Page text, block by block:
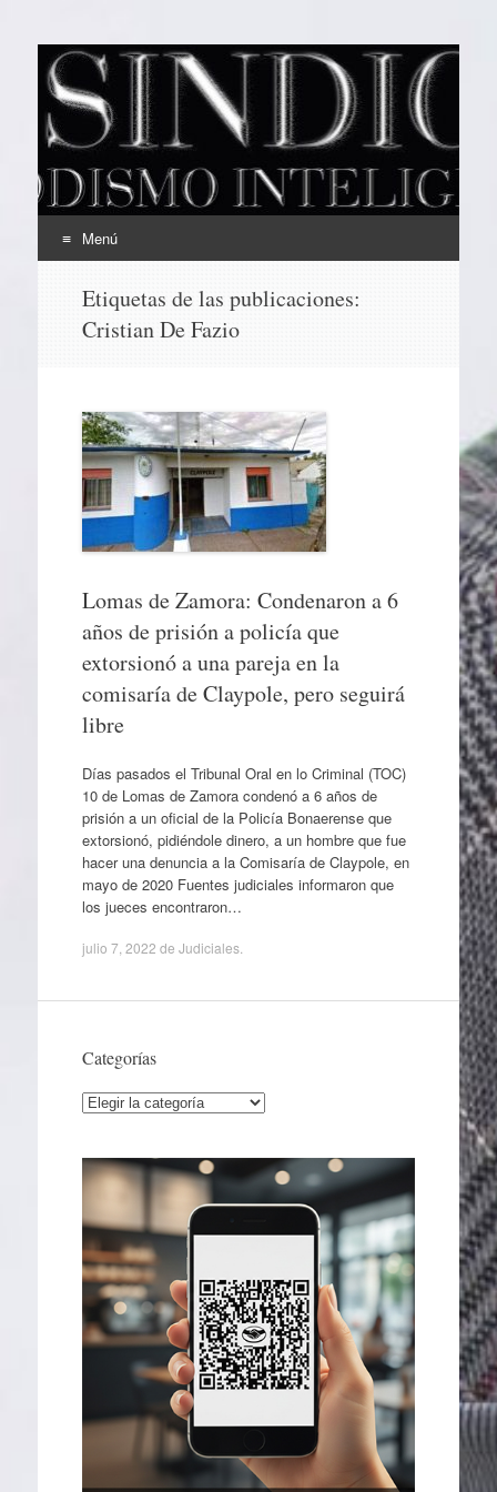
EL SINDICAL
Periodismo Inteligente
Menú
contenido
Etiquetas de las publicaciones:
Cristian De Fazio
Lomas de Zamora: Condenaron a 6
años de prisión a policía que
extorsionó a una pareja en la
comisaría de Claypole, pero seguirá
libre
Días pasados el Tribunal Oral en lo Criminal (TOC)
10 de Lomas de Zamora condenó a 6 años de
prisión a un oficial de la Policía Bonaerense que
extorsionó, pidiéndole dinero, a un hombre que fue
hacer una denuncia a la Comisaría de Claypole, en
mayo de 2020 Fuentes judiciales informaron que
los jueces encontraron…
julio 7, 2022 de Judiciales.
Categorías
Categorías